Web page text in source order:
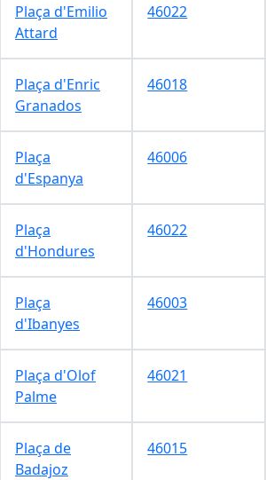
Plaça d'Emilio
Attard
46022
Plaça d'Enric
Granados
46018
Plaça
d'Espanya
46006
Plaça
d'Hondures
46022
Plaça
d'Ibanyes
46003
Plaça d'Olof
Palme
46021
Plaça de
Badajoz
46015